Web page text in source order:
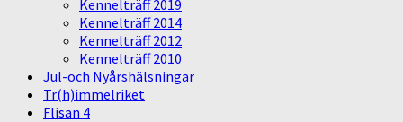
Kennelträff 2019
Kennelträff 2014
Kennelträff 2012
Kennelträff 2010
Jul-och Nyårshälsningar
Tr(h)immelriket
Flisan 4